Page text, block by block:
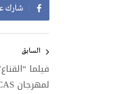
شارك
المقالات
السابق
فيلما
لمهرجان FACAS بكوت ديفوار 2025